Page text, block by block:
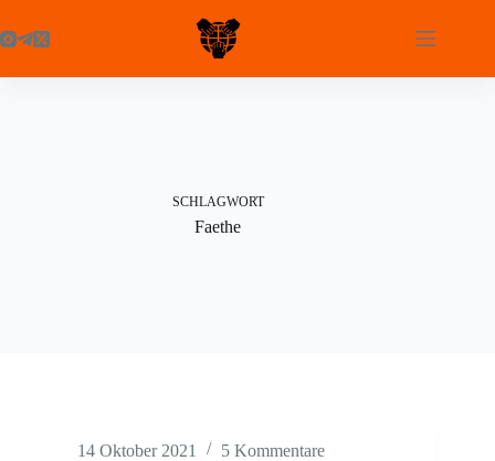
Inhalt
springen
SCHLAGWORT
Fae­the
14 Oktober 2021 5 Kommentare